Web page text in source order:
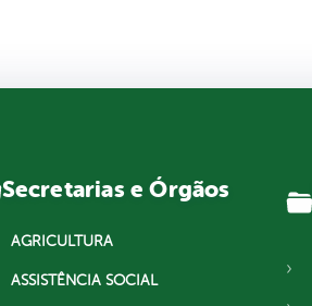
Secretarias e Órgãos
AGRICULTURA
ASSISTÊNCIA SOCIAL